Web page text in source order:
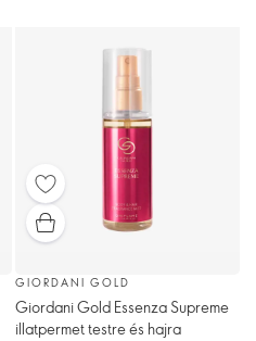
GIORDANI GOLD
Giordani Gold Essenza Supreme
illatpermet testre és hajra